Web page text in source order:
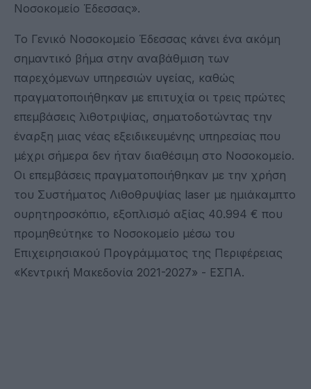
Νοσοκομείο Έδεσσας».
Το Γενικό Νοσοκομείο Έδεσσας κάνει ένα ακόμη
σημαντικό βήμα στην αναβάθμιση των
παρεχόμενων υπηρεσιών υγείας, καθώς
πραγματοποιήθηκαν με επιτυχία οι τρεις πρώτες
επεμβάσεις λιθοτριψίας, σηματοδοτώντας την
έναρξη μιας νέας εξειδικευμένης υπηρεσίας που
μέχρι σήμερα δεν ήταν διαθέσιμη στο Νοσοκομείο.
Οι επεμβάσεις πραγματοποιήθηκαν με την χρήση
του Συστήματος Λιθοθρυψίας laser με ημιάκαμπτο
ουρητηροσκόπιο, εξοπλισμό αξίας 40.994 € που
προμηθεύτηκε το Νοσοκομείο μέσω του
Επιχειρησιακού Προγράμματος της Περιφέρειας
«Κεντρική Μακεδονία 2021-2027» - ΕΣΠΑ.